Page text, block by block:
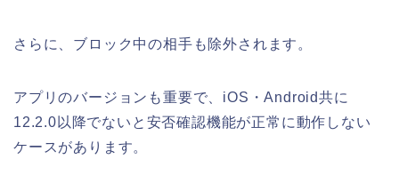
さらに、ブロック中の相手も除外されます。
アプリのバージョンも重要で、iOS・Android共に
12.2.0以降でないと安否確認機能が正常に動作しない
ケースがあります。